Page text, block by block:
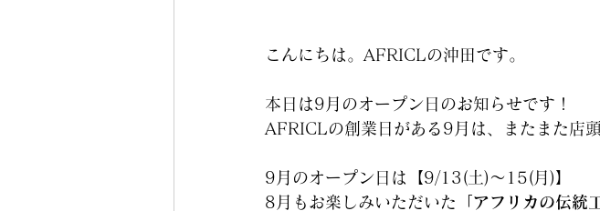
こんにちは。AFRICLの沖田です。
本日は9月のオープン日のお知らせです！
AFRICLの創業日がある9月は、またまた店
9月のオープン日は 【9/13(土)～15(月) 】
8月もお楽しみいただいた
「アフリカの伝統